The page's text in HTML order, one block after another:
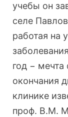
учебы он
селе
работая на
год −
окончания
клинике
проф. В.М.